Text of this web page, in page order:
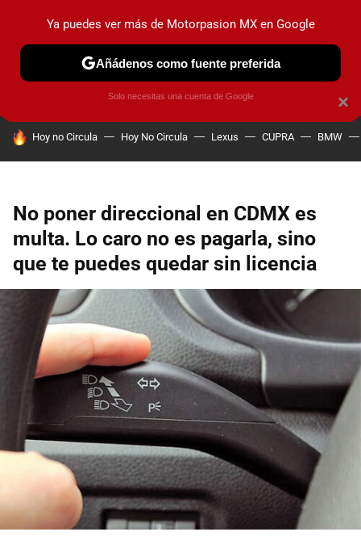
PRUEBAS INDUSTRIA HOY NO CIRCULA
HOY SE HABLA DE
Hoy no Circula Hoy No Circula Lexus CUPRA BMW
No poner direccional en CDMX es
multa. Lo caro no es pagarla, sino
que te puedes quedar sin licencia
×
Ya puedes ver más de Motorpasion MX en Google
Añádenos como fuente preferida
Solo necesitas una cuenta de Google